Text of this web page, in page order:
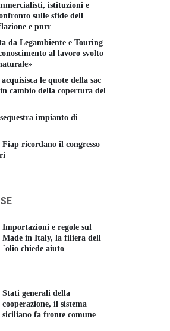
istituzioni e
sulle sfide dell
e pnrr
da Legambiente e Touring
al lavoro svolto
le quote della sac
cambio della copertura del
impianto di
ricordano il congresso
Importazioni e regole sul
Made in Italy, la filiera dell
´olio chiede aiuto
Stati generali della
cooperazione, il sistema
siciliano fa fronte comune